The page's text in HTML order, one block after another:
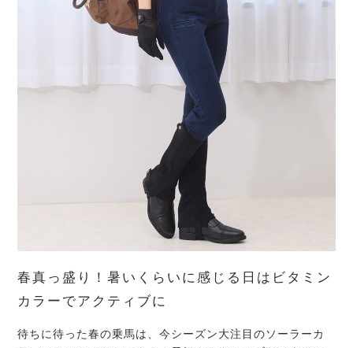
春真っ盛り！暑いくらいに感じる日はビタミン
カラーでアクティブに
待ちに待った春の乗馬は、今シーズン大注目のソーラーカ